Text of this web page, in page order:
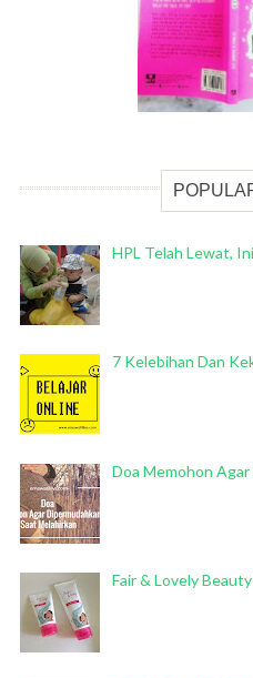
HPL Telah Lewat,
7 Kelebihan Dan
Doa Memohon
Fair & Lovely